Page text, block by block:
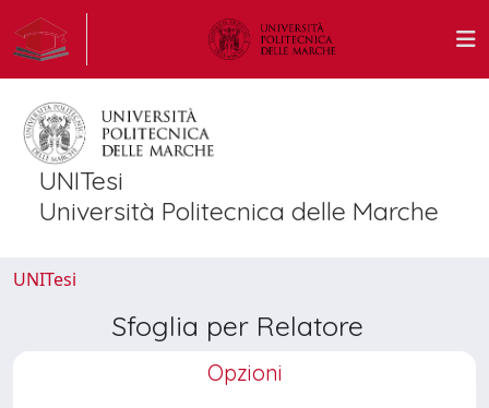
UNITesi
Università Politecnica delle Marche
UNITesi
Sfoglia per Relatore
Opzioni